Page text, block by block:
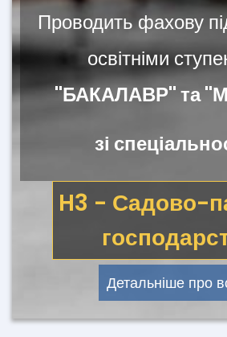
Проводить фахову
освітніми
"БАКАЛАВР" та
зі
H3 - Садово-
Детальніше про